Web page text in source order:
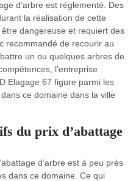
d’arbre est réglementé. Des
la réalisation de cette
dangereuse et requiert des
recommandé de recourir au
un ou quelques arbres de
l’entreprise
Elagage 67 figure parmi les
ce domaine dans la ville
du prix d’abattage
d’arbre est à peu près
dans ce domaine. Ce qui